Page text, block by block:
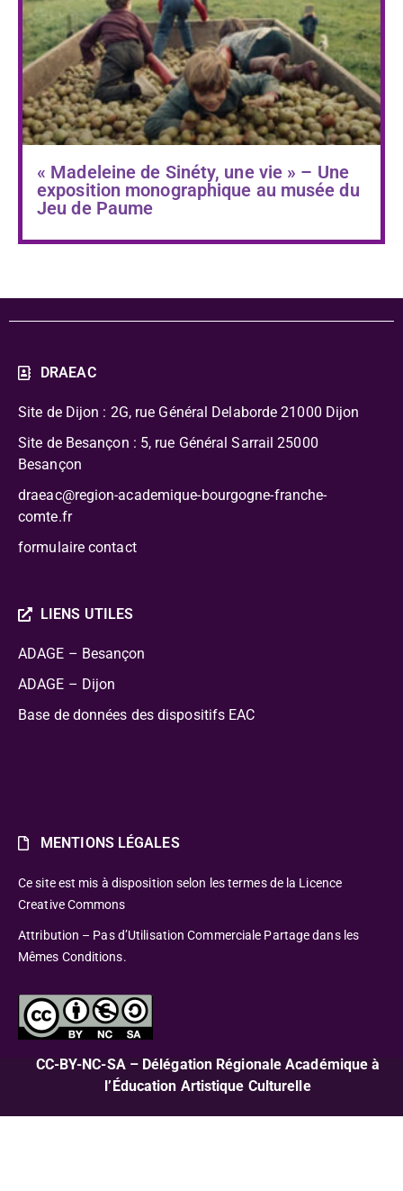
« Madeleine de Sinéty, une vie » – Une
exposition monographique au musée du
Jeu de Paume
DRAEAC
Site de Dijon : 2G, rue Général Delaborde 21000 Dijon
Site de Besançon : 5, rue Général Sarrail 25000
Besançon
draeac@region-academique-bourgogne-franche-
comte.fr
formulaire contact
LIENS UTILES
ADAGE – Besançon
ADAGE – Dijon
Base de données des dispositifs EAC
MENTIONS LÉGALES
Ce site est mis à disposition selon les termes de la Licence
Creative Commons
Attribution – Pas d’Utilisation Commerciale Partage dans les
Mêmes Conditions.
CC-BY-NC-SA – Délégation Régionale Académique à
l’Éducation Artistique Culturelle